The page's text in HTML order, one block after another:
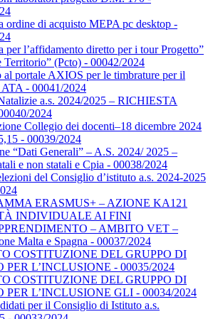
ordine di acquisto MEPA pc desktop -
per l’affidamento diretto per i tour Progetto”
Territorio” (Pcto) - 00042/2024
al portale AXIOS per le timbrature per il
ATA - 00041/2024
a.s. 2024/2025 – RICHIESTA
2024
Collegio dei docenti–18 dicembre 2024
- 00039/2024
“Dati Generali” – A.S. 2024/ 2025 –
e non statali e Cpia - 00038/2024
del Consiglio d’istituto a.s. 2024-2025
ERASMUS+ – AZIONE KA121
INDIVIDUALE AI FINI
– AMBITO VET –
Malta e Spagna - 00037/2024
COSTITUZIONE DEL GRUPPO DI
PER L’INCLUSIONE - 00035/2024
COSTITUZIONE DEL GRUPPO DI
PER L’INCLUSIONE GLI - 00034/2024
per il Consiglio di Istituto a.s.